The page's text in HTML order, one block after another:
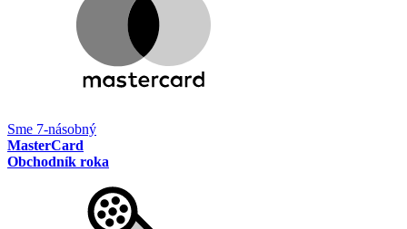
Sme 7-násobný
MasterCard
Obchodník roka